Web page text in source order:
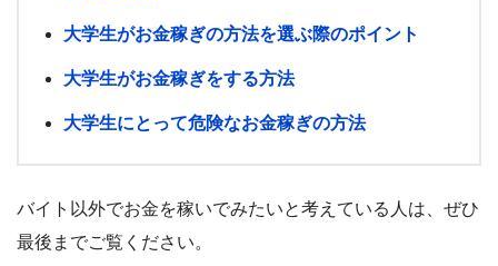
大学生がお金稼ぎの方法を選ぶ際のポイント
大学生がお金稼ぎをする方法
大学生にとって危険なお金稼ぎの方法
バイト以外でお金を稼いでみたいと考えている人は、ぜひ
最後までご覧ください。